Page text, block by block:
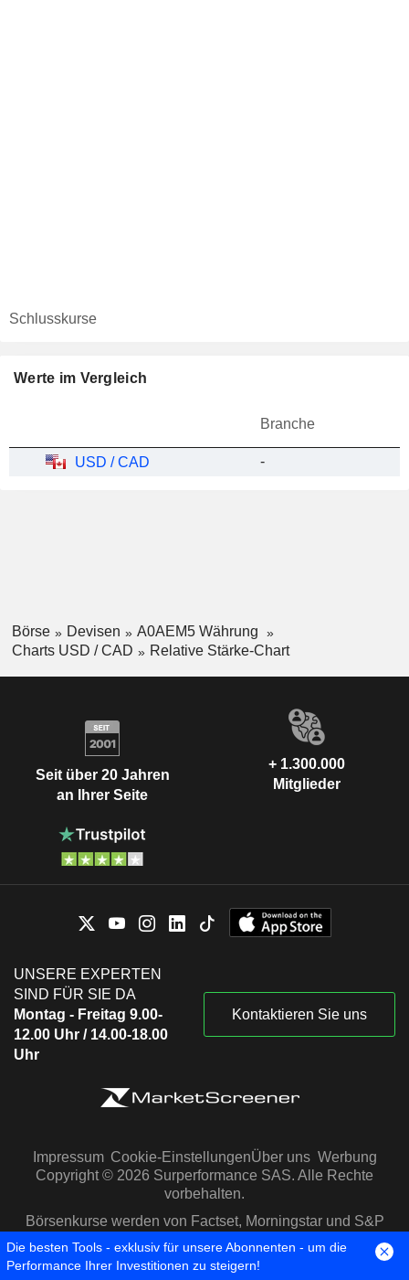
Schlusskurse
Werte im Vergleich
Branche
USD / CAD -
Börse Devisen
A0AEM5 Währung
Charts USD / CAD
Relative Stärke-Chart
Seit über 20 Jahren
an Ihrer Seite
+ 1.300.000
Mitglieder
UNSERE EXPERTEN
SIND FÜR SIE DA
Montag - Freitag 9.00-
12.00 Uhr / 14.00-18.00
Uhr
Kontaktieren Sie uns
Impressum Cookie-EinstellungenÜber uns Werbung
Copyright © 2026 Surperformance SAS. Alle Rechte
vorbehalten.
Börsenkurse werden von Factset, Morningstar und S&P
Capital IQ zur Verfügung gestellt
Die besten Tools - exklusiv für unsere Abonnenten - um die
Performance Ihrer Investitionen zu steigern!